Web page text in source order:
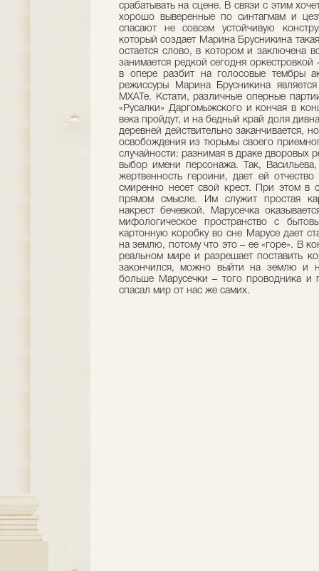
срабатывать на сцене. В связи с этим
хорошо выверенные по синтагмам и
спасают не совсем устойчивую
который создает Марина Брусникина
остается слово, в котором и заключена
занимается редкой сегодня
в опере разбит на голосовые тембры
режиссуры Марина Брусникина
МХАТе. Кстати, различные оперные
«Русалки» Даргомыжского и кончая в
века пройдут, и на бедный край доля
деревней действительно заканчивается,
освобождения из тюрьмы своего
случайности: разнимая в драке дворовых
выбор имени персонажа. Так,
жертвенность героини, дает ей
смиренно несет свой крест. При этом в
прямом смысле. Им служит простая
накрест бечевкой. Марусечка
мифологическое пространство с
картонную коробку во сне Марусе дает
на землю, потому что это – ее «горе». В
реальном мире и разрешает поставить
закончился, можно выйти на землю и
больше Марусечки – того проводника и
спасал мир от нас же самих.